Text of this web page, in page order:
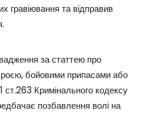
гравіювання та відправив
за статтею про
бойовими припасами або
Кримінального кодексу
позбавлення волі на